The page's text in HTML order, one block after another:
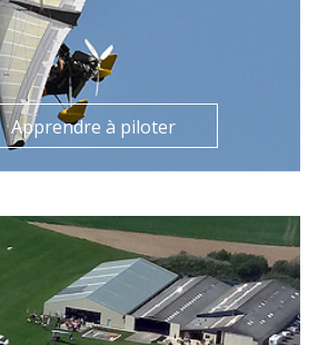
Apprendre à piloter